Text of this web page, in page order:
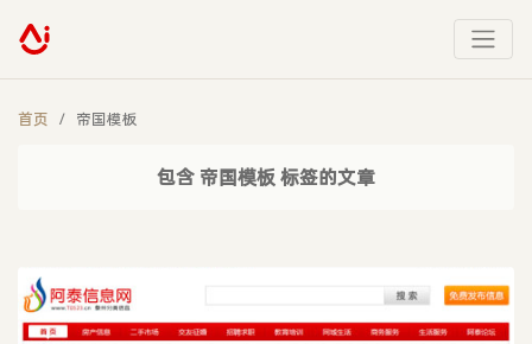
首页 帝国模板
包含 帝国模板 标签的文章